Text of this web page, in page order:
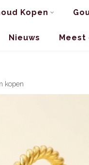
Kopen
Nieuws
kopen